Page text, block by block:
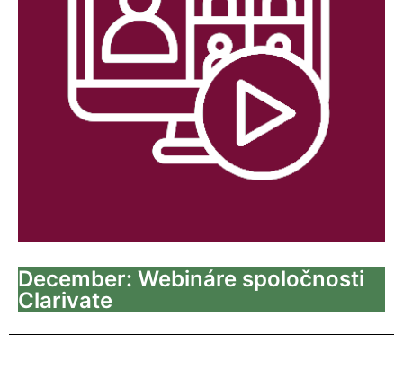
December: Webináre spoločnosti
Clarivate